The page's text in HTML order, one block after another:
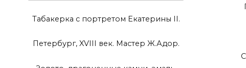
Табакерка с портретом Екатерины II.
Петербург, XVIII век. Мастер Ж.Адор.